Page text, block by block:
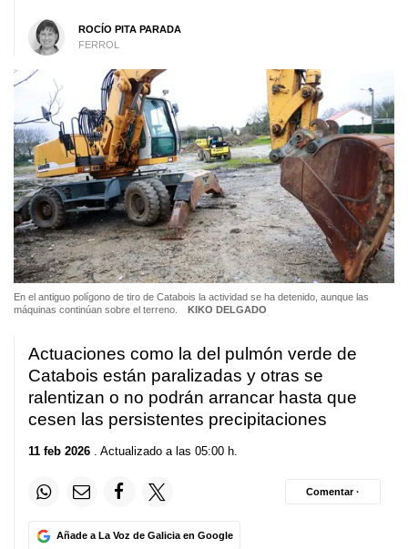
ROCÍO PITA PARADA
FERROL
En el antiguo polígono de tiro de Catabois la actividad se ha detenido, aunque las
máquinas continúan sobre el terreno.
KIKO DELGADO
Actuaciones como la del pulmón verde de
Catabois están paralizadas y otras se
ralentizan o no podrán arrancar hasta que
cesen las persistentes precipitaciones
11 feb 2026 . Actualizado a las 05:00 h.
Añade a La Voz de Galicia en Google
Comentar ·